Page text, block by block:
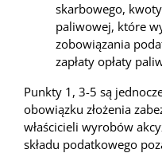
skarbowego,
paliwowej, które
zobowiązania
zapłaty opłaty
Punkty 1, 3-5 są
obowiązku złożenia
właścicieli wyrobów
składu podatkowego